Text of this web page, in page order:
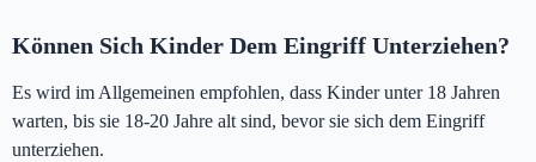
Können Sich Kinder Dem Eingriff Unterziehen?
Es wird im Allgemeinen empfohlen, dass Kinder unter 18 Jahren
warten, bis sie 18-20 Jahre alt sind, bevor sie sich dem Eingriff
unterziehen.